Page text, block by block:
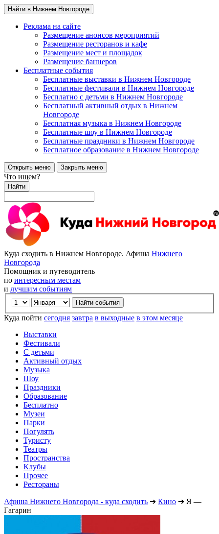
Найти в Нижнем Новгороде
Реклама на сайте
Размещение анонсов мероприятий
Размещение ресторанов и кафе
Размещение мест и площадок
Размещение баннеров
Бесплатные события
Бесплатные выставки в Нижнем Новгороде
Бесплатные фестивали в Нижнем Новгороде
Бесплатно с детьми в Нижнем Новгороде
Бесплатный активный отдых в Нижнем
Новгороде
Бесплатная музыка в Нижнем Новгороде
Бесплатные шоу в Нижнем Новгороде
Бесплатные праздники в Нижнем Новгороде
Бесплатное образование в Нижнем Новгороде
Открыть меню Закрыть меню
Что ищем?
Найти
Куда сходить в Нижнем Новгороде. Афиша Нижнего
Новгорода
Помощник и путеводитель
по интересным местам
и лучшим событиям
Куда пойти сегодня завтра в выходные в этом месяце
Выставки
Фестивали
С детьми
Активный отдых
Музыка
Шоу
Праздники
Образование
Бесплатно
Музеи
Парки
Погулять
Туристу
Театры
Пространства
Клубы
Прочее
Рестораны
Афиша Нижнего Новгорода - куда сходить ➔ Кино ➔ Я —
Гагарин